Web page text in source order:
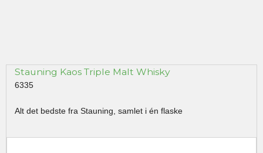
Stauning Kaos Triple Malt Whisky
6335
Alt det bedste fra Stauning, samlet i én flaske